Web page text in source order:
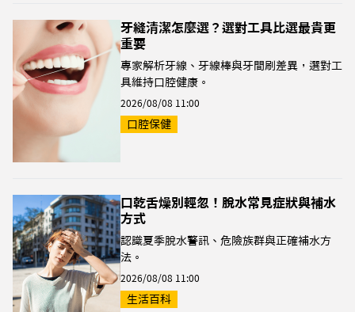
牙縫清潔怎麼選？選對工具比選最貴更
重要
專家解析牙線、牙線棒與牙間刷差異，選對工
具維持口腔健康。
2026/08/08 11:00
口腔保健
口乾舌燥別輕忽！脫水常見症狀與補水
方式
認識夏季脫水警訊、危險族群與正確補水方
法。
2026/08/08 11:00
生活百科